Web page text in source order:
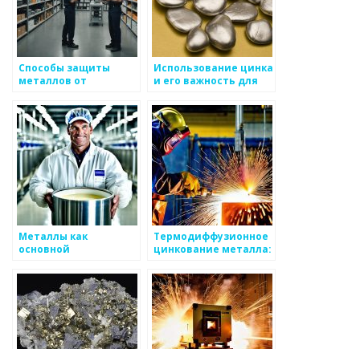
Способы защиты
металлов от
Использование цинка
и его важность для
коррозии
Металлы как
основной
материал
Термодиффузионное
цинкование металла:
для защиты вашего
изделия